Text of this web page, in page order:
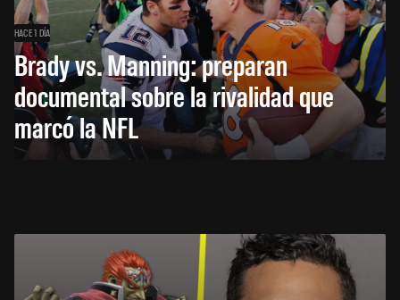
HACE 1 DÍA
Brady vs. Manning: preparan
documental sobre la rivalidad que
marcó la NFL